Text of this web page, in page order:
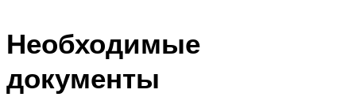
Необходимые
документы